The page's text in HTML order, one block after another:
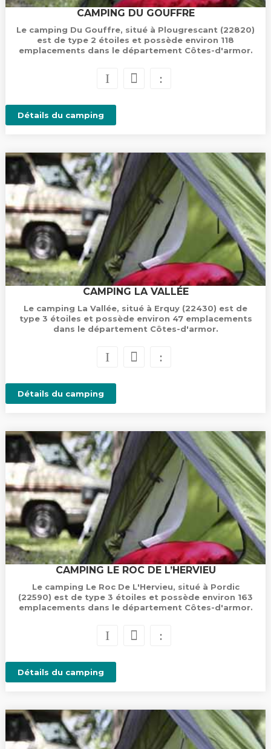
CAMPING DU GOUFFRE
Le camping Du Gouffre, situé à Plougrescant (22820)
est de type 2 étoiles et possède environ 118
emplacements dans le département Côtes-d'armor.
Détails du camping
CAMPING LA VALLÉE
Le camping La Vallée, situé à Erquy (22430) est de
type 3 étoiles et possède environ 47 emplacements
dans le département Côtes-d'armor.
Détails du camping
CAMPING LE ROC DE L’HERVIEU
Le camping Le Roc De L'Hervieu, situé à Pordic
(22590) est de type 3 étoiles et possède environ 163
emplacements dans le département Côtes-d'armor.
Détails du camping